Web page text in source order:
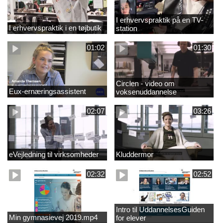
I erhvervspraktik i en tøjbutik
I erhvervspraktik på en TV-
station
01:02
Eux-ernæringsassistent
01:30
Circlen - video om
voksenuddannelse
02:07
eVejledning til virksomheder
03:26
Kluddermor
02:32
Min gymnasievej 2019.mp4
02:52
Intro til UddannelsesGuiden
for elever